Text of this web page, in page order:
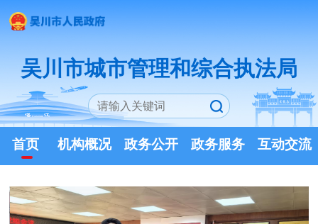
吴川市城市管理和综合执法局
首页 机构概况 政务公开 政务服务 互动交流